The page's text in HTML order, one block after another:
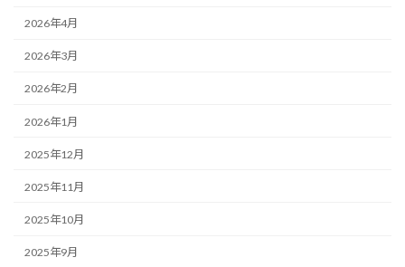
2026年4月
2026年3月
2026年2月
2026年1月
2025年12月
2025年11月
2025年10月
2025年9月